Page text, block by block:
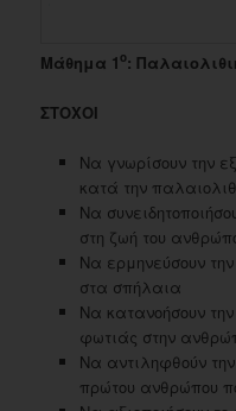
Μάθημα 1ο:
ΣΤΟΧΟΙ
Να γνωρίσουν την
κατά την
Να
στη ζωή του
Να ερμηνεύσουν
στα σπήλαια
Να κατανοήσουν
φωτιάς στην
Να αντιληφθούν
πρώτου ανθρώπου